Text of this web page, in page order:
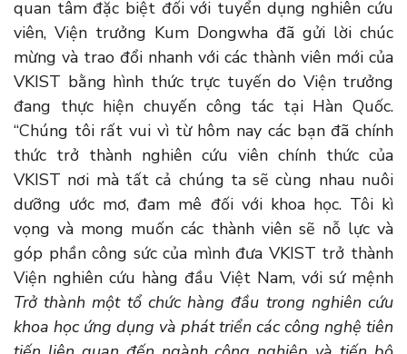
quan tâm đặc biệt đối với tuyển dụng nghiên cứu
viên, Viện trưởng Kum Dongwha đã gửi lời chúc
mừng và trao đổi nhanh với các thành viên mới của
VKIST bằng hình thức trực tuyến do Viện trưởng
đang thực hiện chuyến công tác tại Hàn Quốc.
“Chúng tôi rất vui vì từ hôm nay các bạn đã chính
thức trở thành nghiên cứu viên chính thức của
VKIST nơi mà tất cả chúng ta sẽ cùng nhau nuôi
dưỡng ước mơ, đam mê đối với khoa học. Tôi kì
vọng và mong muốn các thành viên sẽ nỗ lực và
góp phần công sức của mình đưa VKIST trở thành
Viện nghiên cứu hàng đầu Việt Nam, với sứ mệnh
Trở thành một tổ chức hàng đầu trong nghiên cứu
khoa học ứng dụng và phát triển các công nghệ tiên